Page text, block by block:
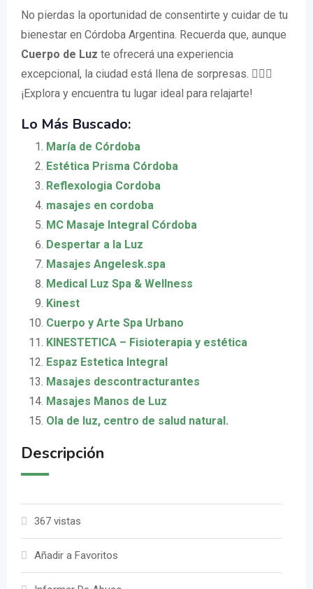
No pierdas la oportunidad de consentirte y cuidar de tu
bienestar en Córdoba Argentina. Recuerda que, aunque
Cuerpo de Luz te ofrecerá una experiencia
excepcional, la ciudad está llena de sorpresas. 💆‍♀️✨
¡Explora y encuentra tu lugar ideal para relajarte!
Lo Más Buscado:
María de Córdoba
Estética Prisma Córdoba
Reflexologia Cordoba
masajes en cordoba
MC Masaje Integral Córdoba
Despertar a la Luz
Masajes Angelesk.spa
Medical Luz Spa & Wellness
Kinest
Cuerpo y Arte Spa Urbano
KINESTETICA – Fisioterapia y estética
Espaz Estetica Integral
Masajes descontracturantes
Masajes Manos de Luz
Ola de luz, centro de salud natural.
Descripción
367 vistas
Añadir a Favoritos